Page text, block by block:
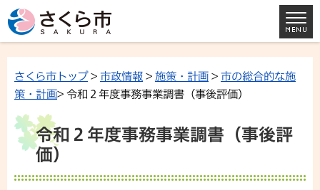
さくら市トップ> 市政情報 > 施策・計画 > 市の総合的な施
策・計画> 令和２年度事務事業調書（事後評価）
令和２年度事務事業調書（事後評
価）